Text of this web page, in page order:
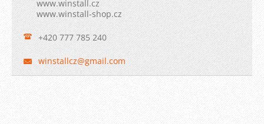
www.winstall.cz
www.winstall-shop.cz
+420 777 785 240
winstallcz@gmail.com